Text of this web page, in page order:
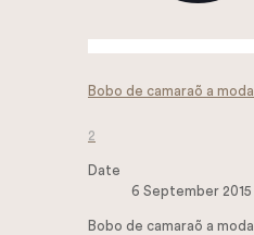
Bobo de camaraõ a
2
Date
6 September 2015
Bobo de camaraõ a